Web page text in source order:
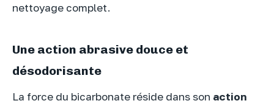
nettoyage complet.
Une action abrasive douce et
désodorisante
La force du bicarbonate réside dans son action